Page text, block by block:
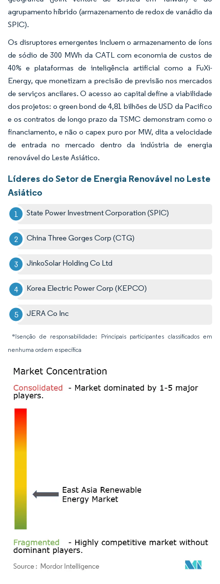
agrupamento híbrido (armazenamento de redox de vanádio da
SPIC).
Os disruptores emergentes incluem o armazenamento de íons
de sódio de 300 MWh da CATL com economia de custos de
40% e plataformas de inteligência artificial como a FuXi-
Energy, que monetizam a precisão de previsão nos mercados
de serviços ancilares. O acesso ao capital define a viabilidade
dos projetos: o green bond de 4,81 bilhões de USD da Pacifico
e os contratos de longo prazo da TSMC demonstram como o
financiamento, e não o capex puro por MW, dita a velocidade
de entrada no mercado dentro da indústria de energia
renovável do Leste Asiático.
Líderes do Setor de Energia Renovável no Leste
Asiático
State Power Investment Corporation (SPIC)
China Three Gorges Corp (CTG)
JinkoSolar Holding Co Ltd
Korea Electric Power Corp (KEPCO)
JERA Co Inc
*Isenção de responsabilidade: Principais participantes classificados em
nenhuma ordem específica